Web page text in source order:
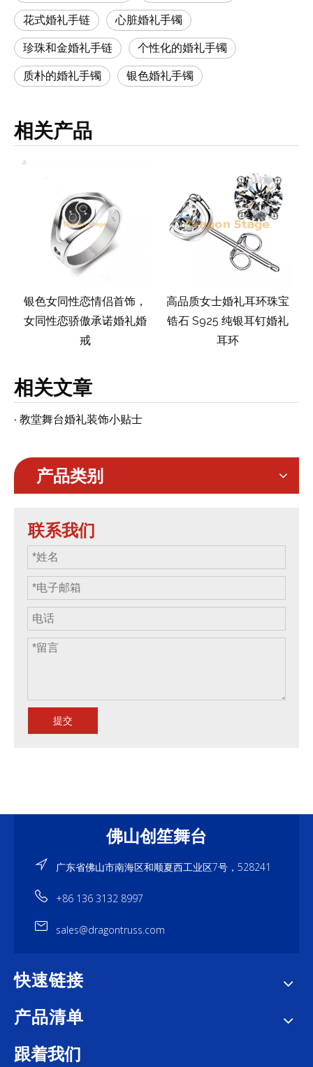
花式婚礼手链 心脏婚礼手镯
珍珠和金婚礼手链 个性化的婚礼手镯
质朴的婚礼手镯 银色婚礼手镯
相关产品
银色女同性恋情侣首饰，
女同性恋骄傲承诺婚礼婚
戒
高品质女士婚礼耳环珠宝
锆石 S925 纯银耳钉婚礼
耳环
相关文章
教堂舞台婚礼装饰小贴士
产品类别
联系我们
提交
佛山创笙舞台
广东省佛山市南海区和顺夏西工业区7号，528241
+86 136 3132 8997
sales@dragontruss.com
快速链接
产品清单
跟着我们